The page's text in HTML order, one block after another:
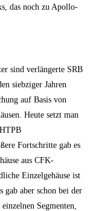
das noch zu Apollo-
sind verlängerte SRB
siebziger Jahren
auf Basis von
Heute setzt man
Fortschritte gab es
aus CFK-
Einzelgehäuse ist
gab aber schon bei der
Segmenten,